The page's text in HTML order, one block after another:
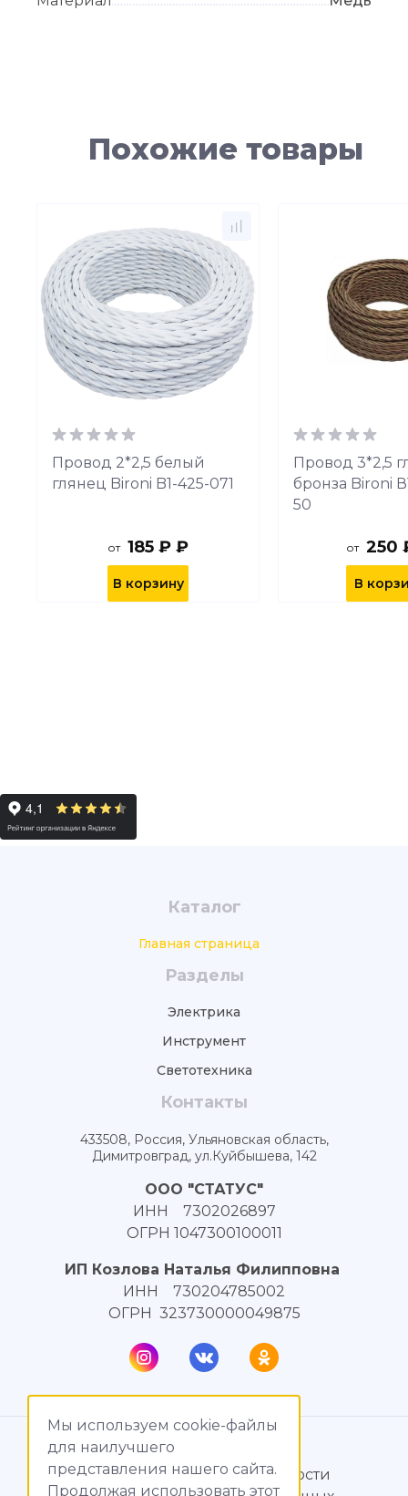
Мы используем cookie-файлы
для наилучшего
представления нашего сайта.
Продолжая использовать этот
Похожие товары
Провод 2*2,5 белый
глянец Bironi B1-425-071
от 185 ₽ ₽
В корзину
Провод 3*2,5
бронза Bironi
50
от 250
В
Каталог
Главная страница
Разделы
Электрика
Инструмент
Светотехника
Контакты
433508, Россия, Ульяновская область,
Димитровград, ул.Куйбышева, 142
ООО "СТАТУС"
ИНН 7302026897
ОГРН 1047300100011
ИП Козлова Наталья Филипповна
ИНН 730204785002
ОГРН 323730000049875
© МагияТока, 2015 – 2026
Политика конфиденциальности